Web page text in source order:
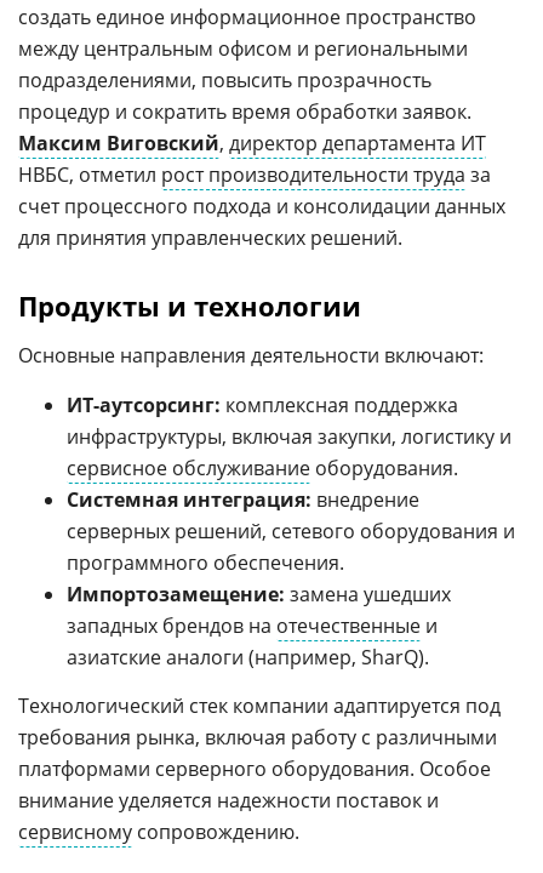
создать единое информационное пространство
между центральным офисом и региональными
подразделениями, повысить прозрачность
процедур и сократить время обработки заявок.
Максим Виговский, директор департамента ИТ
НВБС, отметил рост производительности труда за
счет процессного подхода и консолидации данных
для принятия управленческих решений.
Продукты и технологии
Основные направления деятельности включают:
ИТ-аутсорсинг: комплексная поддержка
инфраструктуры, включая закупки, логистику и
сервисное обслуживание оборудования.
Системная интеграция: внедрение
серверных решений, сетевого оборудования и
программного обеспечения.
Импортозамещение: замена ушедших
западных брендов на отечественные и
азиатские аналоги (например, SharQ).
Технологический стек компании адаптируется под
требования рынка, включая работу с различными
платформами серверного оборудования. Особое
внимание уделяется надежности поставок и
сервисному сопровождению.